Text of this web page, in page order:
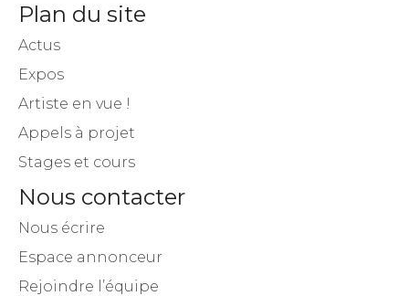
Plan du site
Actus
Expos
Artiste en vue !
Appels à projet
Stages et cours
Nous contacter
Nous écrire
Espace annonceur
Rejoindre l’équipe